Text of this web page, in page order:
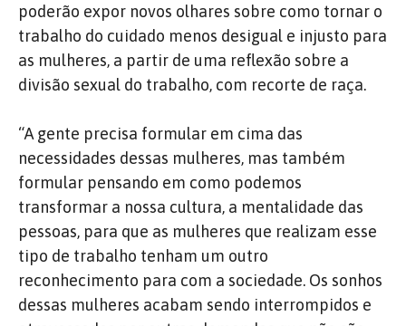
poderão expor novos olhares sobre como tornar o
trabalho do cuidado menos desigual e injusto para
as mulheres, a partir de uma reflexão sobre a
divisão sexual do trabalho, com recorte de raça.
“A gente precisa formular em cima das
necessidades dessas mulheres, mas também
formular pensando em como podemos
transformar a nossa cultura, a mentalidade das
pessoas, para que as mulheres que realizam esse
tipo de trabalho tenham um outro
reconhecimento para com a sociedade. Os sonhos
dessas mulheres acabam sendo interrompidos e